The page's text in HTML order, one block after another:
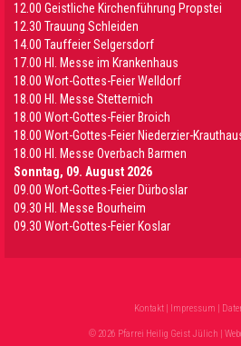
12.00 Geistliche Kirchenführung Propstei
12.30 Trauung Schleiden
14.00 Tauffeier Selgersdorf
17.00 Hl. Messe im Krankenhaus
18.00 Wort-Gottes-Feier Welldorf
18.00 Hl. Messe Stetternich
18.00 Wort-Gottes-Feier Broich
18.00 Wort-Gottes-Feier Niederzier-
18.00 Hl. Messe Overbach Barmen
Sonntag, 09. August 2026
09.00 Wort-Gottes-Feier Dürboslar
09.30 HI. Messe Bourheim
09.30 Wort-Gottes-Feier Koslar
Kontakt | Impressum |
© 2026 Pfarrei Heilig Geist Jülich |